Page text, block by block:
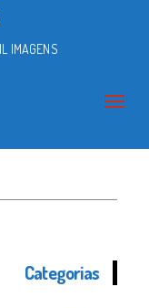
IMAGENS
Categorias